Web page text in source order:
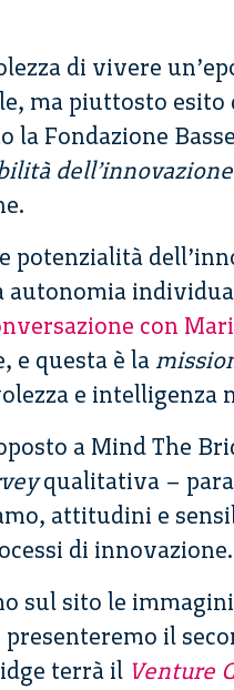
di vivere
ma piuttosto
la Fondazione
dell’innovazione
potenzialità
autonomia
con
e questa è la
e intelligenza
a Mind The
qualitativa –
attitudini e
di innovazione.
sul sito le
il
terrà il Venture